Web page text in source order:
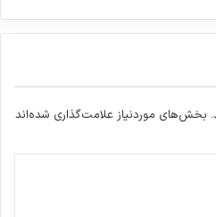
بخش‌های موردنیاز علامت‌گذاری شده‌اند